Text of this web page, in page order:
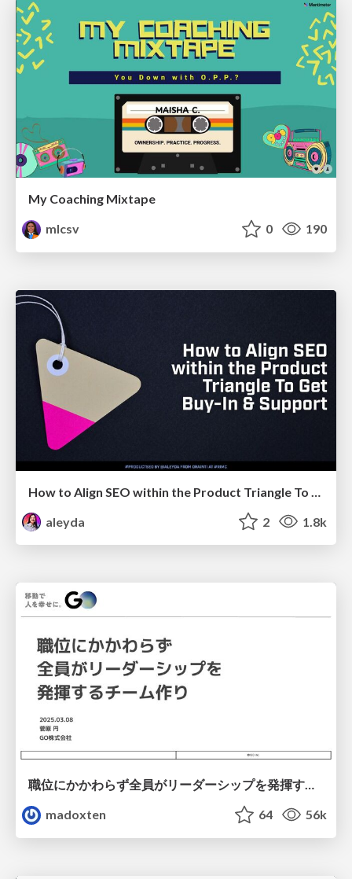
My Coaching Mixtape
mlcsv
0 190
aleyda
2 1.8k
職位にかかわらず全員がリーダーシップを発揮するチーム作り / Building a team where everyone can demonstrate leadership regardless of position
madoxten
64 56k